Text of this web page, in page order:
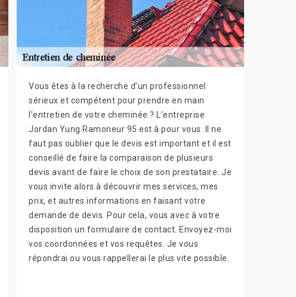
Vous êtes à la recherche d’un professionnel
sérieux et compétent pour prendre en main
l’entretien de votre cheminée ? L’entreprise
Jordan Yung Ramoneur 95 est à pour vous. Il ne
faut pas oublier que le devis est important et il est
conseillé de faire la comparaison de plusieurs
devis avant de faire le choix de son prestataire. Je
vous invite alors à découvrir mes services, mes
prix, et autres informations en faisant votre
demande de devis. Pour cela, vous avec à votre
disposition un formulaire de contact. Envoyez-moi
vos coordonnées et vos requêtes. Je vous
répondrai ou vous rappellerai le plus vite possible.